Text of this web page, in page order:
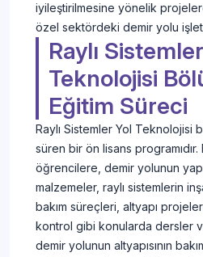
iyileştirilmesine yönelik
özel sektördeki demir yolu
Raylı
Teknolojisi
Eğitim Süreci
Raylı Sistemler Yol Teknolojisi
süren bir ön lisans
öğrencilere, demir yolunun
malzemeler, raylı sistemlerin
bakım süreçleri, altyapı
kontrol gibi konularda dersler
demir yolunun altyapısının